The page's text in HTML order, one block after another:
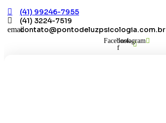
Skip
to
content
(41) 99246-7955
(41) 3224-7519
contato@pontodeluzpsicologia.com.br
Facebook-
f
Instagram